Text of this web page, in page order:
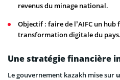
revenus du minage national.
Objectif : faire de l’AIFC un
transformation digitale du pays.
Une stratégie financière
Le gouvernement kazakh mise sur